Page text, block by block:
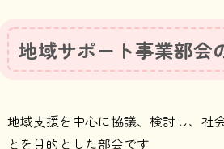
地域サポート事業部会
地域支援を中心に協議、検討し、社
とを目的とした部会です